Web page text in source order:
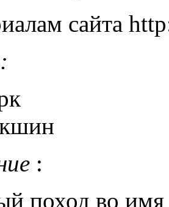
сайта
:
поход во